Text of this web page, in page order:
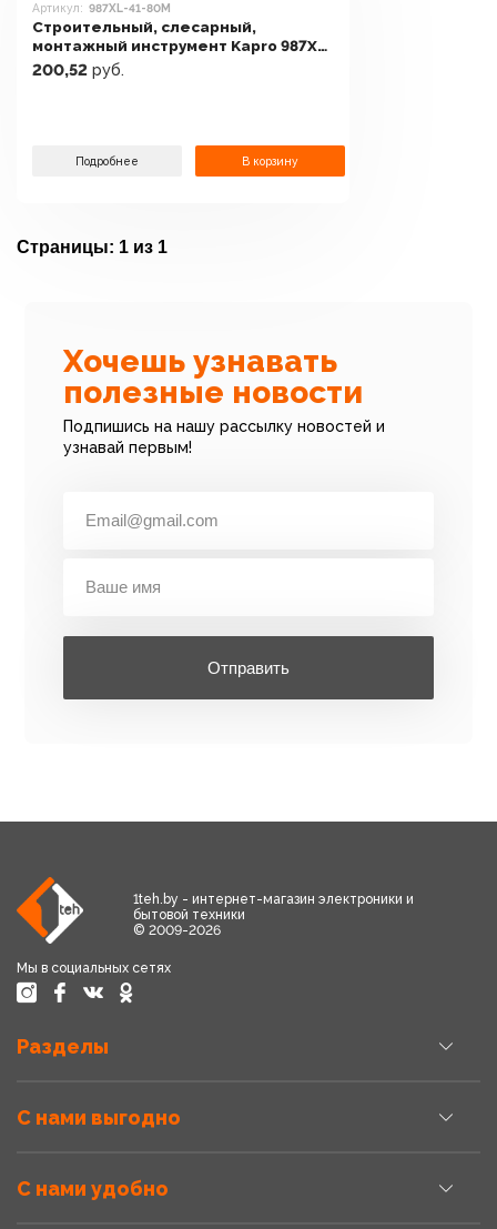
Артикул: 987XL-41-80M
Строительный, слесарный,
монтажный инструмент Kapro 987XL-
41-80M
200,52 руб.
Подробнее В корзину
Страницы: 1 из 1
Хочешь узнавать
полезные новости
Подпишись на нашу рассылку новостей и
узнавай первым!
Отправить
1teh.by - интернет-магазин электроники и
бытовой техники
© 2009-2026
Мы в социальных сетях
Разделы
С нами выгодно
С нами удобно